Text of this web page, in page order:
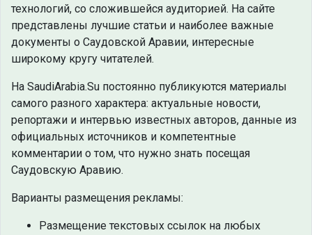
технологий, со сложившейся аудиторией. На сайте
представлены лучшие статьи и наиболее важные
документы о Саудовской Аравии, интересные
широкому кругу читателей.
На SaudiArabia.Su постоянно публикуются материалы
самого разного характера: актуальные новости,
репортажи и интервью известных авторов, данные из
официальных источников и компетентные
комментарии о том, что нужно знать посещая
Саудовскую Аравию.
Варианты размещения рекламы:
Размещение текстовых ссылок на любых